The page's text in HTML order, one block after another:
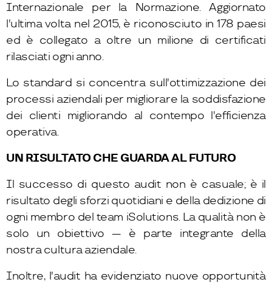
Internazionale per la Normazione. Aggiornato
l'ultima volta nel 2015, è riconosciuto in 178 paesi
ed è collegato a oltre un milione di certificati
rilasciati ogni anno.
Lo standard si concentra sull'ottimizzazione dei
processi aziendali per migliorare la soddisfazione
dei clienti migliorando al contempo l'efficienza
operativa.
UN RISULTATO CHE GUARDA AL FUTURO
Il successo di questo audit non è casuale; è il
risultato degli sforzi quotidiani e della dedizione di
ogni membro del team iSolutions. La qualità non è
solo un obiettivo — è parte integrante della
nostra cultura aziendale.
Inoltre, l'audit ha evidenziato nuove opportunità